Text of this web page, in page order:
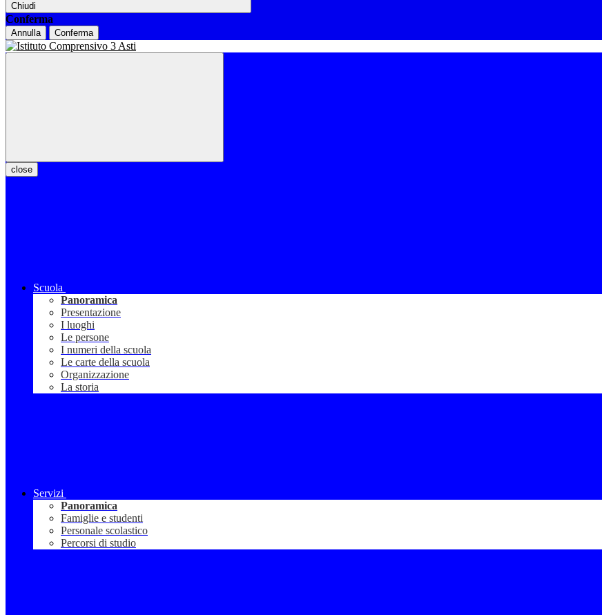
Chiudi
Conferma
Annulla Conferma
close
Scuola
Panoramica
Presentazione
I luoghi
Le persone
I numeri della scuola
Le carte della scuola
Organizzazione
La storia
Servizi
Panoramica
Famiglie e studenti
Personale scolastico
Percorsi di studio